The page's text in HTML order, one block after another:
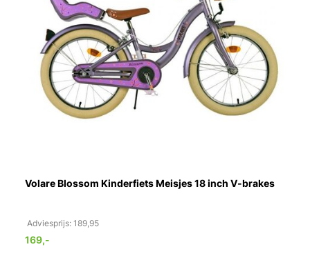
Volare Blossom Kinderfiets Meisjes 18 inch V-brakes
Adviesprijs: 189,95
169,-